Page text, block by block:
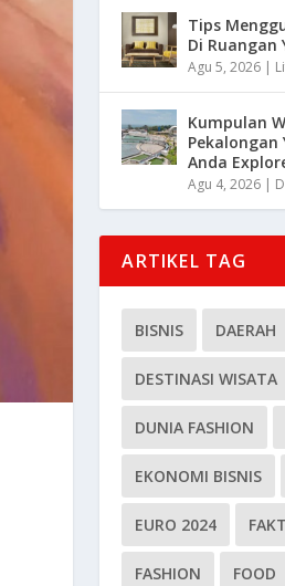
Tips
Di Ruangan
Agu 5, 2026 |
Kumpulan
Pekalongan
Anda
Agu 4, 2026 |
ARTIKEL TAG
BISNIS DAERAH
DESTINASI WISATA
DUNIA FASHION
EKONOMI BISNIS
EURO 2024
FASHION FOOD